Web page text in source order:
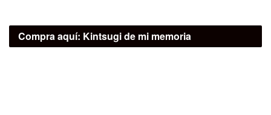
Compra aquí: Kintsugi de mi memoria